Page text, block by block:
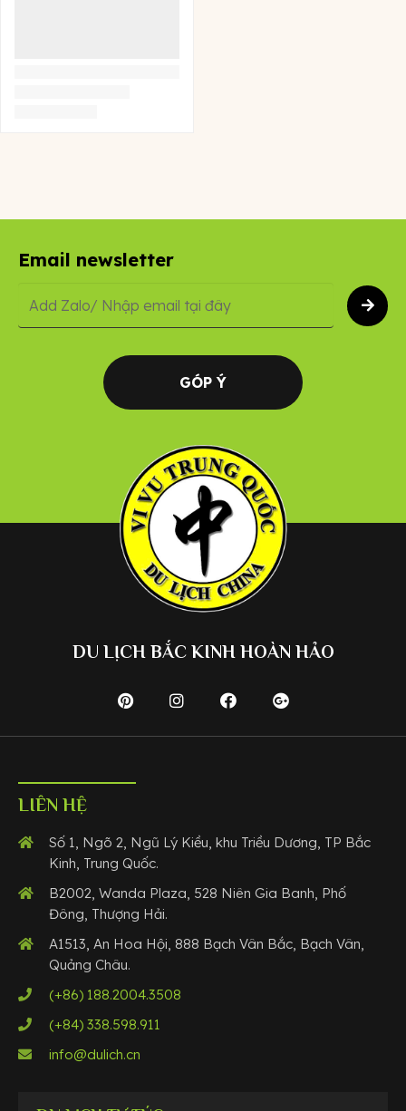
Email newsletter
GÓP Ý
DU LỊCH BẮC KINH HOÀN HẢO
LIÊN HỆ
Số 1, Ngõ 2, Ngũ Lý Kiều, khu Triều Dương, TP Bắc
Kinh, Trung Quốc.
B2002, Wanda Plaza, 528 Niên Gia Banh, Phố
Đông, Thượng Hải.
A1513, An Hoa Hội, 888 Bạch Vân Bắc, Bạch Vân,
Quảng Châu.
(+86) 188.2004.3508
(+84) 338.598.911
info@dulich.cn